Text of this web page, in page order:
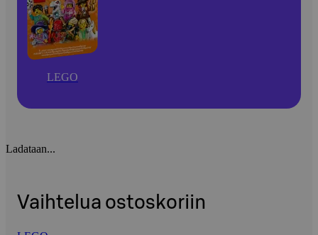
LEGO
Ladataan...
Vaihtelua ostoskoriin